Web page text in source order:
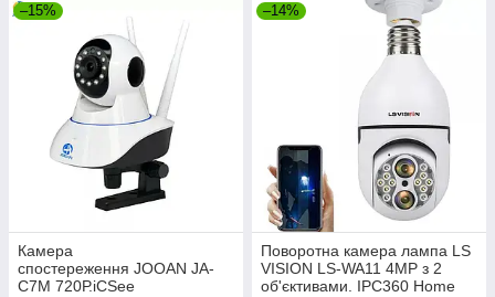
–15%
Камера
спостереження JOOAN JA-
C7M 720Р.iCSee
–14%
Поворотна камера лампа LS
VISION LS-WA11 4MP з 2
об'єктивами. IPC360 Home